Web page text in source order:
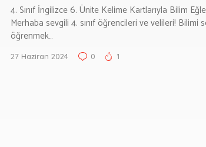
4. Sınıf İngilizce 6. Ünite Kelime Kartlarıyla Bilim
Merhaba sevgili 4. sınıf öğrencileri ve velileri! Bilimi
öğrenmek…
27 Haziran 2024 0 1